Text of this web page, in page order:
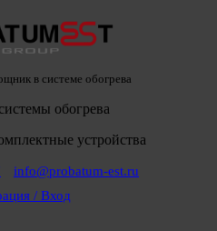
в системе обогрева
обогрева
устройства
info@probatum-est.ru
/ Вход